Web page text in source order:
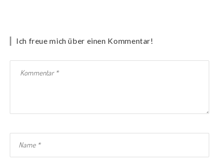
Ich freue mich über einen Kommentar!